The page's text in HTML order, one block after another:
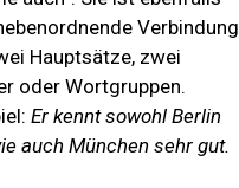
Verbindung
Hauptsätze, zwei
oder Wortgruppen.
Er kennt sowohl Berlin
auch München sehr gut.